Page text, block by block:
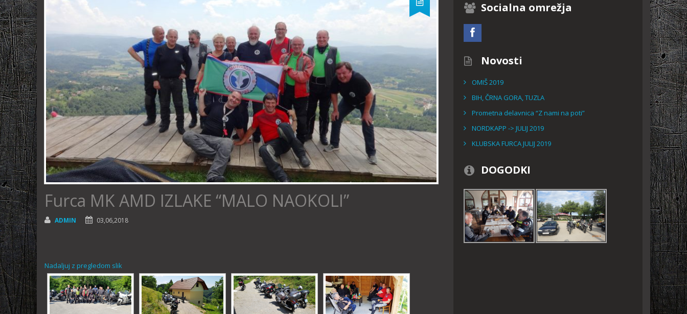
Furca MK AMD IZLAKE “MALO NAOKOLI”
ADMIN 03,06,2018
Nadaljuj z pregledom slik
Socialna omrežja
Novosti
OMIŠ 2019
BIH, ČRNA GORA, TUZLA
Prometna delavnica “Z nami na poti”
NORDKAPP -> JULIJ 2019
KLUBSKA FURCA JULIJ 2019
DOGODKI